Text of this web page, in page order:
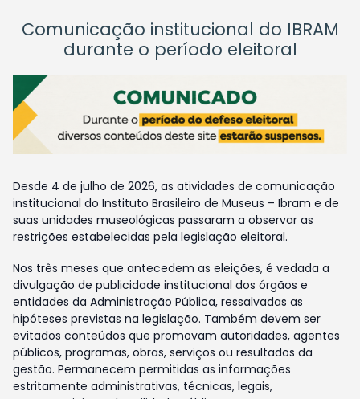
Comunicação institucional do IBRAM
durante o período eleitoral
Desde 4 de julho de 2026, as atividades de comunicação
institucional do Instituto Brasileiro de Museus – Ibram e de
suas unidades museológicas passaram a observar as
restrições estabelecidas pela legislação eleitoral.
Nos três meses que antecedem as eleições, é vedada a
divulgação de publicidade institucional dos órgãos e
entidades da Administração Pública, ressalvadas as
hipóteses previstas na legislação. Também devem ser
evitados conteúdos que promovam autoridades, agentes
públicos, programas, obras, serviços ou resultados da
gestão. Permanecem permitidas as informações
estritamente administrativas, técnicas, legais,